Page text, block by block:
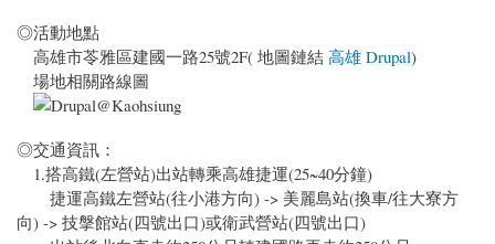
◎活動地點
高雄市苓雅區建國一路25號2F( 地圖鏈結 高雄 Drupal)
場地相關路線圖
◎交通資訊：
1.搭高鐵(左營站)出站轉乘高雄捷運(25~40分鐘)
捷運高鐵左營站(往小港方向) -> 美麗島站(換車/往大寮方
向) -> 技搫館站(四號出口)或衛武營站(四號出口)